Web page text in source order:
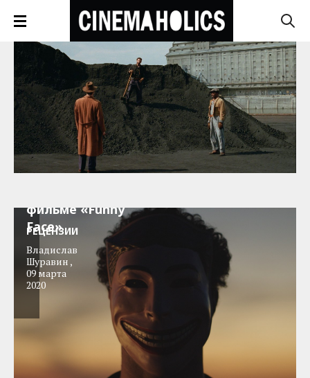
Берлинале-2020:
Деконструкция
фильме «Funny
Face»
Владислав
Шуравин ,
09 марта
2020
РЕЦЕНЗИИ